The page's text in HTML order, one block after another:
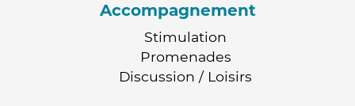
Accompagnement
Stimulation
Promenades
Discussion / Loisirs